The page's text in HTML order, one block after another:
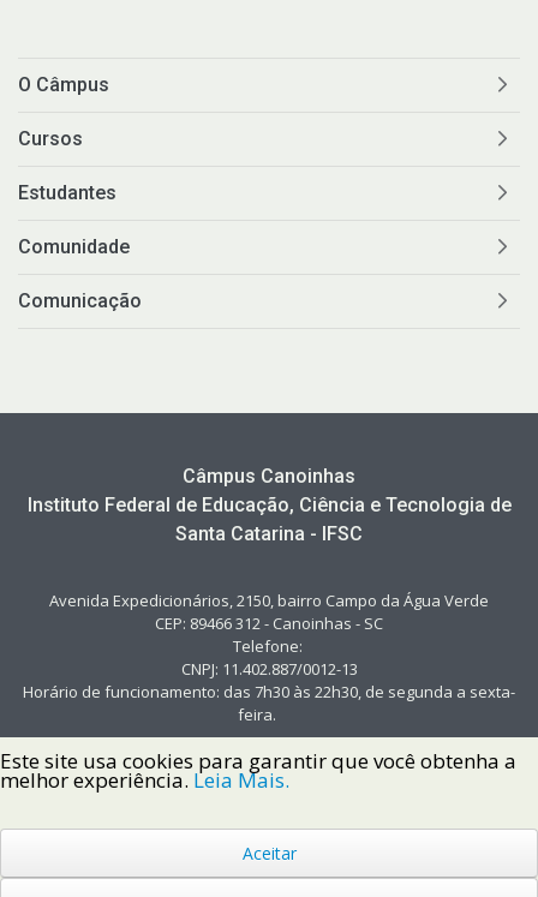
O Câmpus
Cursos
Estudantes
Comunidade
Comunicação
Câmpus Canoinhas
Instituto Federal de Educação, Ciência e Tecnologia de
Santa Catarina - IFSC
Avenida Expedicionários, 2150, bairro Campo da Água Verde
CEP: 89466 312 - Canoinhas - SC
Telefone:
CNPJ: 11.402.887/0012-13
Horário de funcionamento: das 7h30 às 22h30, de segunda a sexta-
feira.
Copyright © 2022 Instituto Federal de Santa Catarina IFSC
Todos os Direitos Reservados.
Este site usa cookies para garantir que você obtenha a
melhor experiência. Leia Mais.
Aceitar